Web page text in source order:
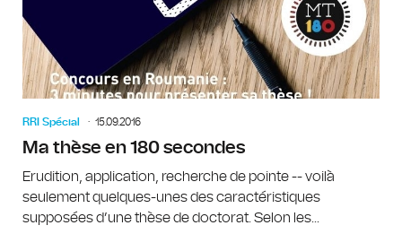
RRI Spécial 15.09.2016
Ma thèse en 180 secondes
Erudition, application, recherche de pointe -- voilà
seulement quelques-unes des caractéristiques
supposées d’une thèse de doctorat. Selon les...